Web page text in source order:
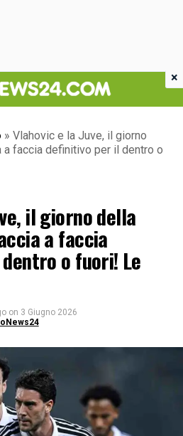
» Vlahovic e la Juve, il giorno
faccia definitivo per il dentro o
il giorno della
a faccia
o fuori! Le
on 3 Giugno 2026
×